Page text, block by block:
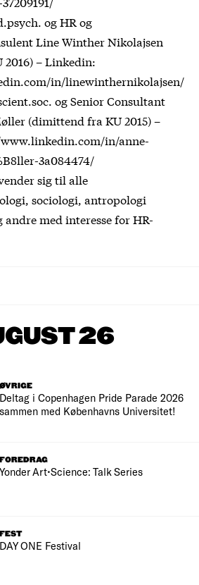
og HR og
Line Winther Nikolajsen
– Linkedin:
in/linewinthernikolajsen/
og Senior Consultant
(dimittend fra KU 2015) –
in/anne-
3a084474/
sig til alle
sociologi, antropologi
andre med interesse for HR-
26
ØVRIGE
Deltag i Copenhagen Pride Parade 2026
sammen med Københavns Universitet!
FOREDRAG
Yonder Art•Science: Talk Series
FEST
DAY ONE Festival